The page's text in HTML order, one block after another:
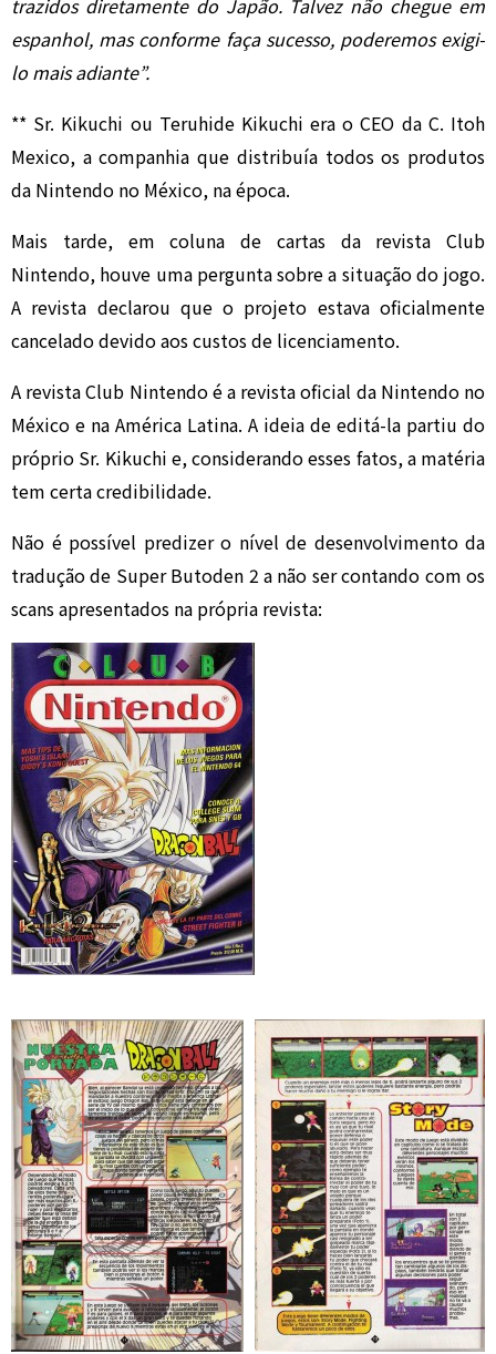
trazidos diretamente do Japão. Talvez não chegue em
espanhol, mas conforme faça sucesso, poderemos exigi-
lo mais adiante”.
** Sr. Kikuchi ou Teruhide Kikuchi era o CEO da C. Itoh
Mexico, a companhia que distribuía todos os produtos
da Nintendo no México, na época.
Mais tarde, em coluna de cartas da revista Club
Nintendo, houve uma pergunta sobre a situação do jogo.
A revista declarou que o projeto estava oficialmente
cancelado devido aos custos de licenciamento.
A revista Club Nintendo é a revista oficial da Nintendo no
México e na América Latina. A ideia de editá-la partiu do
próprio Sr. Kikuchi e, considerando esses fatos, a matéria
tem certa credibilidade.
Não é possível predizer o nível de desenvolvimento da
tradução de Super Butoden 2 a não ser contando com os
scans apresentados na própria revista: